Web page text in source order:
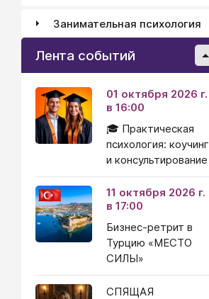
Занимательная психология
Лента событий
01 октября 2026 г.
в 16:00
🎓 Практическая
психология: коучинг
и консультирование
11 октября 2026 г.
в 17:00
Бизнес-ретрит в
Турцию «МЕСТО
СИЛЫ»
СПЯЩАЯ